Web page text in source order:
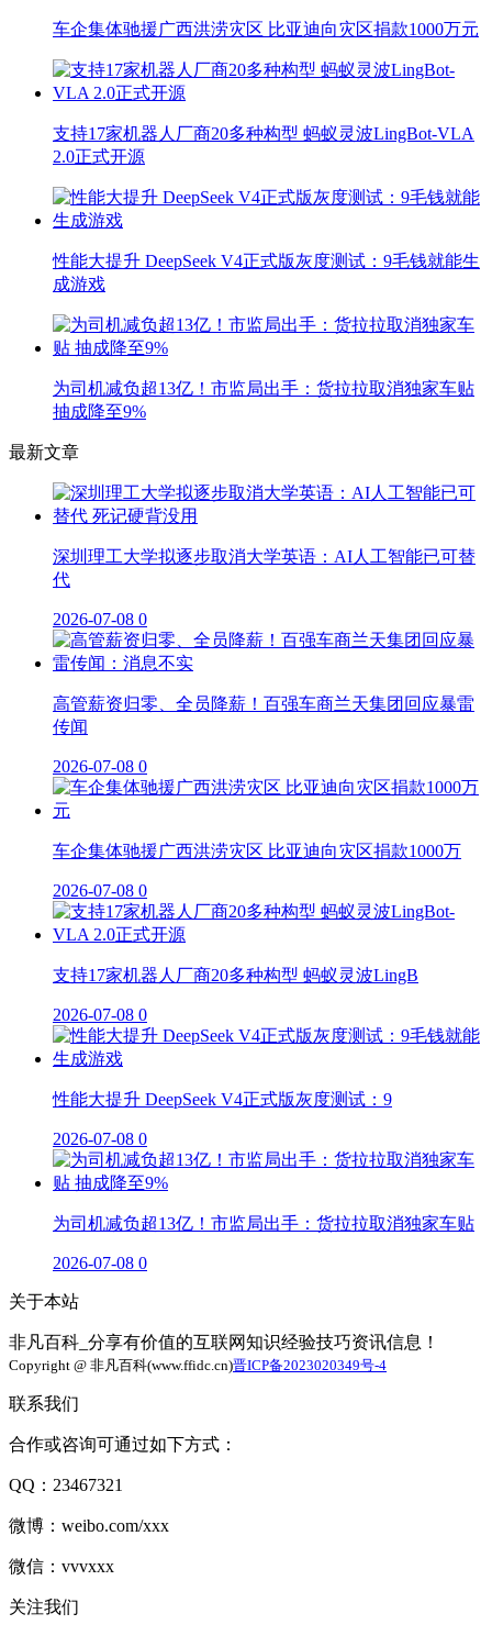
车企集体驰援广西洪涝灾区 比亚迪向灾区捐款1000万元
支持17家机器人厂商20多种构型 蚂蚁灵波LingBot-VLA
2.0正式开源
性能大提升 DeepSeek V4正式版灰度测试：9毛钱就能生
成游戏
为司机减负超13亿！市监局出手：货拉拉取消独家车贴
抽成降至9%
最新文章
深圳理工大学拟逐步取消大学英语：AI人工智能已可替
代
2026-07-08 0
高管薪资归零、全员降薪！百强车商兰天集团回应暴雷
传闻
2026-07-08 0
车企集体驰援广西洪涝灾区 比亚迪向灾区捐款1000万
2026-07-08 0
支持17家机器人厂商20多种构型 蚂蚁灵波LingB
2026-07-08 0
性能大提升 DeepSeek V4正式版灰度测试：9
2026-07-08 0
为司机减负超13亿！市监局出手：货拉拉取消独家车贴
2026-07-08 0
关于本站
非凡百科_分享有价值的互联网知识经验技巧资讯信息！
Copyright @ 非凡百科(www.ffidc.cn)晋ICP备2023020349号-4
联系我们
合作或咨询可通过如下方式：
QQ：23467321
微博：weibo.com/xxx
微信：vvvxxx
关注我们